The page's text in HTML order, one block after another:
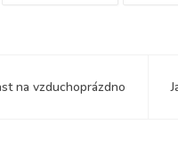
na vzduchoprázdno